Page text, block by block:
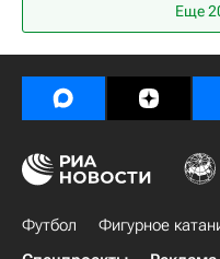
РПЛ 2026-2027
Краснодар
Еще
Футбол Фигурное